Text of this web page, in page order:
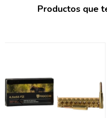
Productos que